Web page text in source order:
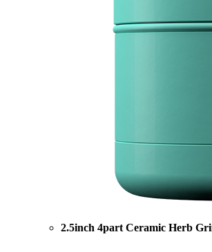
2.5inch 4part Ceramic Herb